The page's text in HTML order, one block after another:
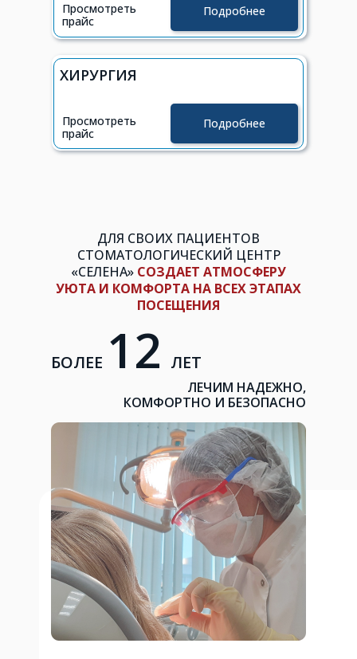
ХИРУРГИЯ
Просмотреть
прайс
Подробнее
Просмотреть
прайс
Подробнее
ДЛЯ СВОИХ ПАЦИЕНТОВ
СТОМАТОЛОГИЧЕСКИЙ ЦЕНТР
«СЕЛЕНА» СОЗДАЕТ АТМОСФЕРУ
УЮТА И КОМФОРТА НА ВСЕХ ЭТАПАХ
ПОСЕЩЕНИЯ
БОЛЕЕ ЛЕТ
ЛЕЧИМ НАДЕЖНО,
КОМФОРТНО И БЕЗОПАСНО
12